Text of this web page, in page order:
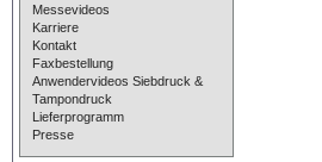
Messevideos
Karriere
Kontakt
Faxbestellung
Anwendervideos Siebdruck &
Tampondruck
Lieferprogramm
Presse